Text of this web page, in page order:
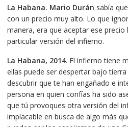
La Habana. Mario Durán sabía
con un precio muy alto. Lo que
manera, era que aceptar ese
particular versión del infierno.
La Habana, 2014. El infierno tiene
ellas puede ser despertar bajo
descubrir que te han engañado e
persona en quien confías ha sido
que tú provoques otra versión del
implacable en busca de algo más